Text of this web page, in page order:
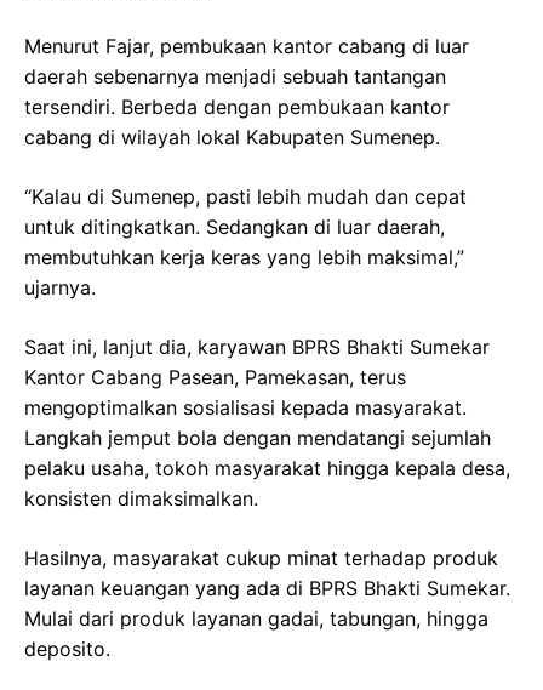
Menurut Fajar, pembukaan kantor cabang di luar
daerah sebenarnya menjadi sebuah tantangan
tersendiri. Berbeda dengan pembukaan kantor
cabang di wilayah lokal Kabupaten Sumenep.
“Kalau di Sumenep, pasti lebih mudah dan cepat
untuk ditingkatkan. Sedangkan di luar daerah,
membutuhkan kerja keras yang lebih maksimal,”
ujarnya.
Saat ini, lanjut dia, karyawan BPRS Bhakti Sumekar
Kantor Cabang Pasean, Pamekasan, terus
mengoptimalkan sosialisasi kepada masyarakat.
Langkah jemput bola dengan mendatangi sejumlah
pelaku usaha, tokoh masyarakat hingga kepala desa,
konsisten dimaksimalkan.
Hasilnya, masyarakat cukup minat terhadap produk
layanan keuangan yang ada di BPRS Bhakti Sumekar.
Mulai dari produk layanan gadai, tabungan, hingga
deposito.